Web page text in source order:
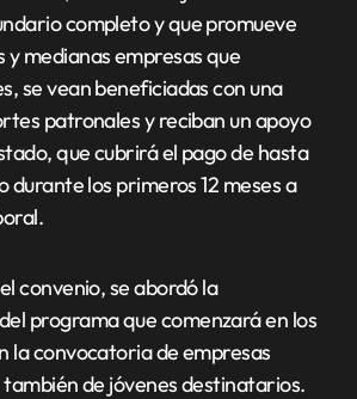
completo y que promueve
y medianas empresas que
se vean beneficiadas con una
patronales y reciban un apoyo
que cubrirá el pago de hasta
durante los primeros 12 meses a
convenio, se abordó la
programa que comenzará en los
la convocatoria de empresas
también de jóvenes destinatarios.